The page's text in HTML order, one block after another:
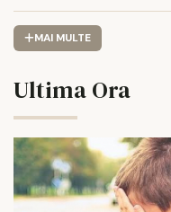
MAI MULTE
Ultima Ora